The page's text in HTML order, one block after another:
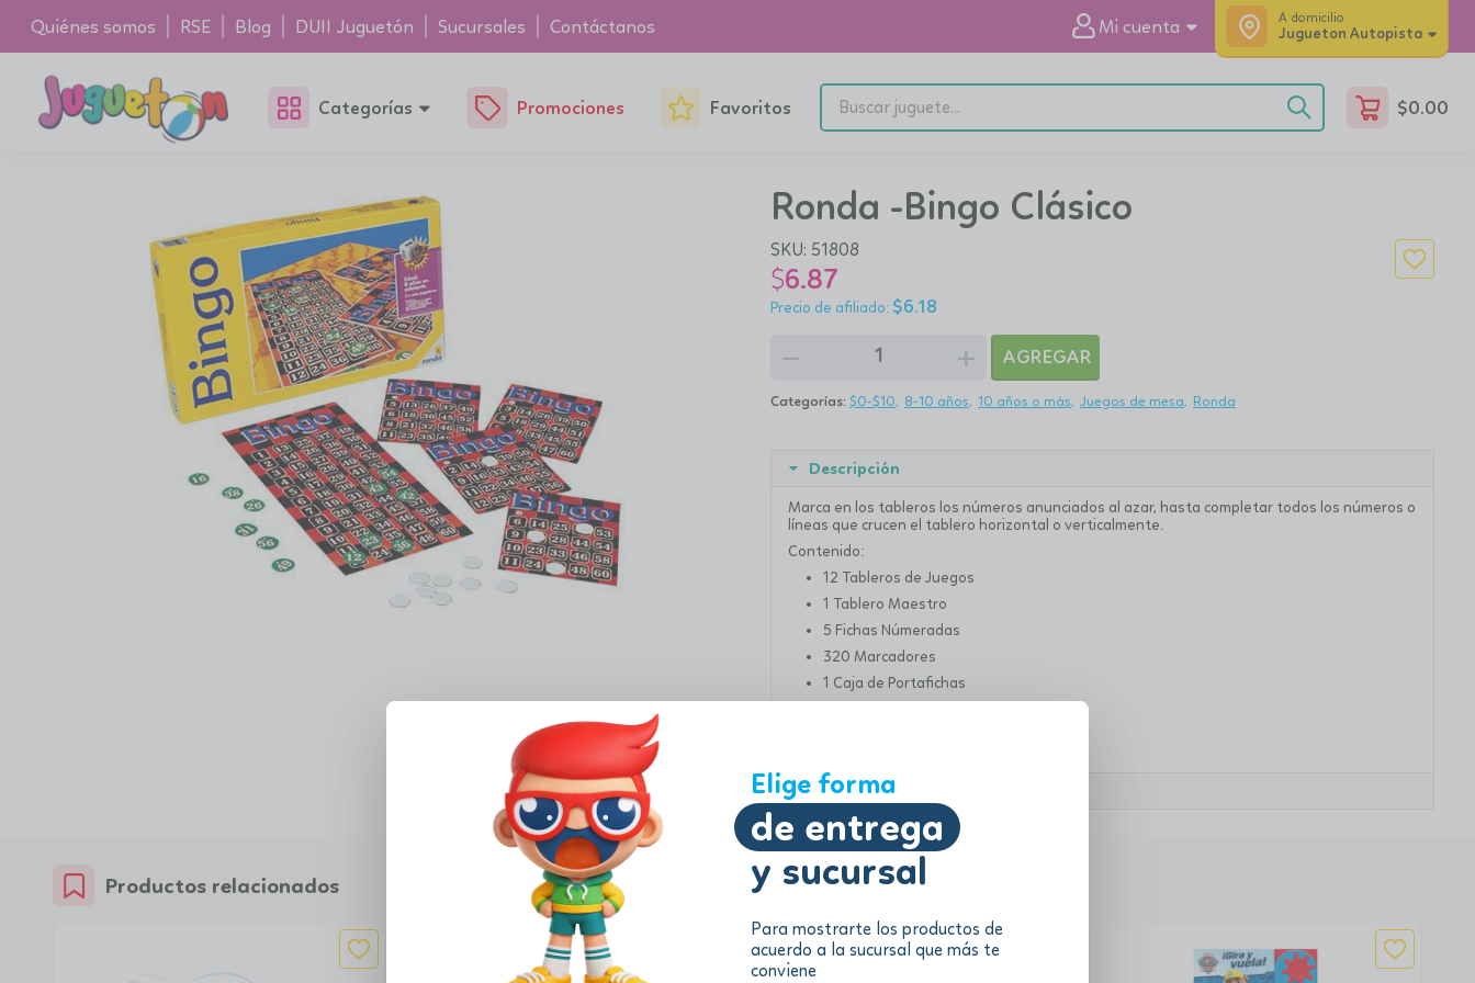
Elige forma
de entrega
y sucursal
Para mostrarte los productos de
acuerdo a la sucursal que más te
conviene
Quiénes somos RSE Blog DUII Juguetón Sucursales Contáctanos Mi cuenta A domicilio
Jugueton Autopista
Categorías Promociones Favoritos $0.00
Ronda -Bingo Clásico
SKU: 51808
$6.87
$6.18
remove add AGREGAR
Categorías: $0-$10 8-10 años 10 años o más Juegos de mesa Ronda
Descripción
Marca en los tableros los números anunciados al azar, hasta completar todos los números o
líneas que crucen el tablero horizontal o verticalmente.
Contenido:
12 Tableros de Juegos
1 Tablero Maestro
5 Fichas Númeradas
320 Marcadores
1 Caja de Portafichas
Información adicional
Productos relacionados